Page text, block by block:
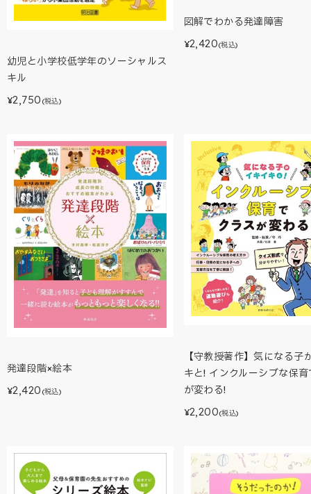
幼児と小学校低学年のソーシャルス
キル
¥2,750 (税込)
図解でわかる発達障害
¥2,420(税込)
発達段階×絵本
¥2,420 (税込)
【守教授著作】気になる子
キと! インクルーシブな保
が変わる!
¥2,200(税込)